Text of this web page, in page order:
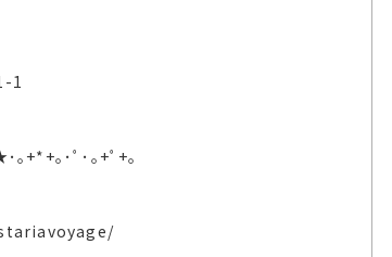
1
｡+*+｡･ﾟ･｡+ﾟ+｡